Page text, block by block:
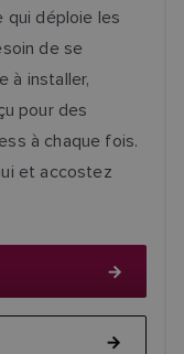
qui déploie les
de se
à installer,
pour des
à chaque fois.
et accostez